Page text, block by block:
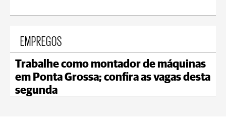
EMPREGOS
Trabalhe como montador de máquinas
em Ponta Grossa; confira as vagas desta
segunda